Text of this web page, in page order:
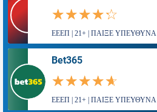
☆☆☆☆☆
★★★★★
ΕΕΕΠ | 21+ | ΠΑΙΞΕ ΥΠΕΥΘΥΝΑ
Bet365
☆☆☆☆☆
★★★★★
ΕΕΕΠ | 21+ | ΠΑΙΞΕ ΥΠΕΥΘΥΝΑ